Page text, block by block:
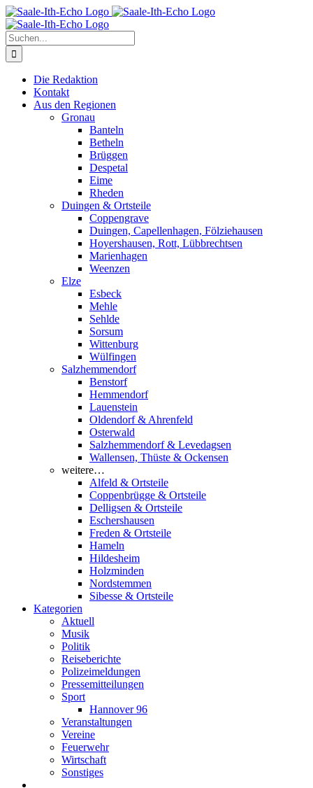
Zum
Inhalt
springen
Facebook
X
Instagram
Pinterest
Suche
nach:
Die Redaktion
Kontakt
Aus den Regionen
Gronau
Banteln
Betheln
Brüggen
Despetal
Eime
Rheden
Duingen & Ortsteile
Coppengrave
Duingen, Capellenhagen, Fölziehausen
Hoyershausen, Rott, Lübbrechtsen
Marienhagen
Weenzen
Elze
Esbeck
Mehle
Sehlde
Sorsum
Wittenburg
Wülfingen
Salzhemmendorf
Benstorf
Hemmendorf
Lauenstein
Oldendorf & Ahrenfeld
Osterwald
Salzhemmendorf & Levedagsen
Wallensen, Thüste & Ockensen
weitere…
Alfeld & Ortsteile
Coppenbrügge & Ortsteile
Delligsen & Ortsteile
Eschershausen
Freden & Ortsteile
Hameln
Hildesheim
Holzminden
Nordstemmen
Sibesse & Ortsteile
Kategorien
Aktuell
Musik
Politik
Reiseberichte
Polizeimeldungen
Pressemitteilungen
Sport
Hannover 96
Veranstaltungen
Vereine
Feuerwehr
Wirtschaft
Sonstiges